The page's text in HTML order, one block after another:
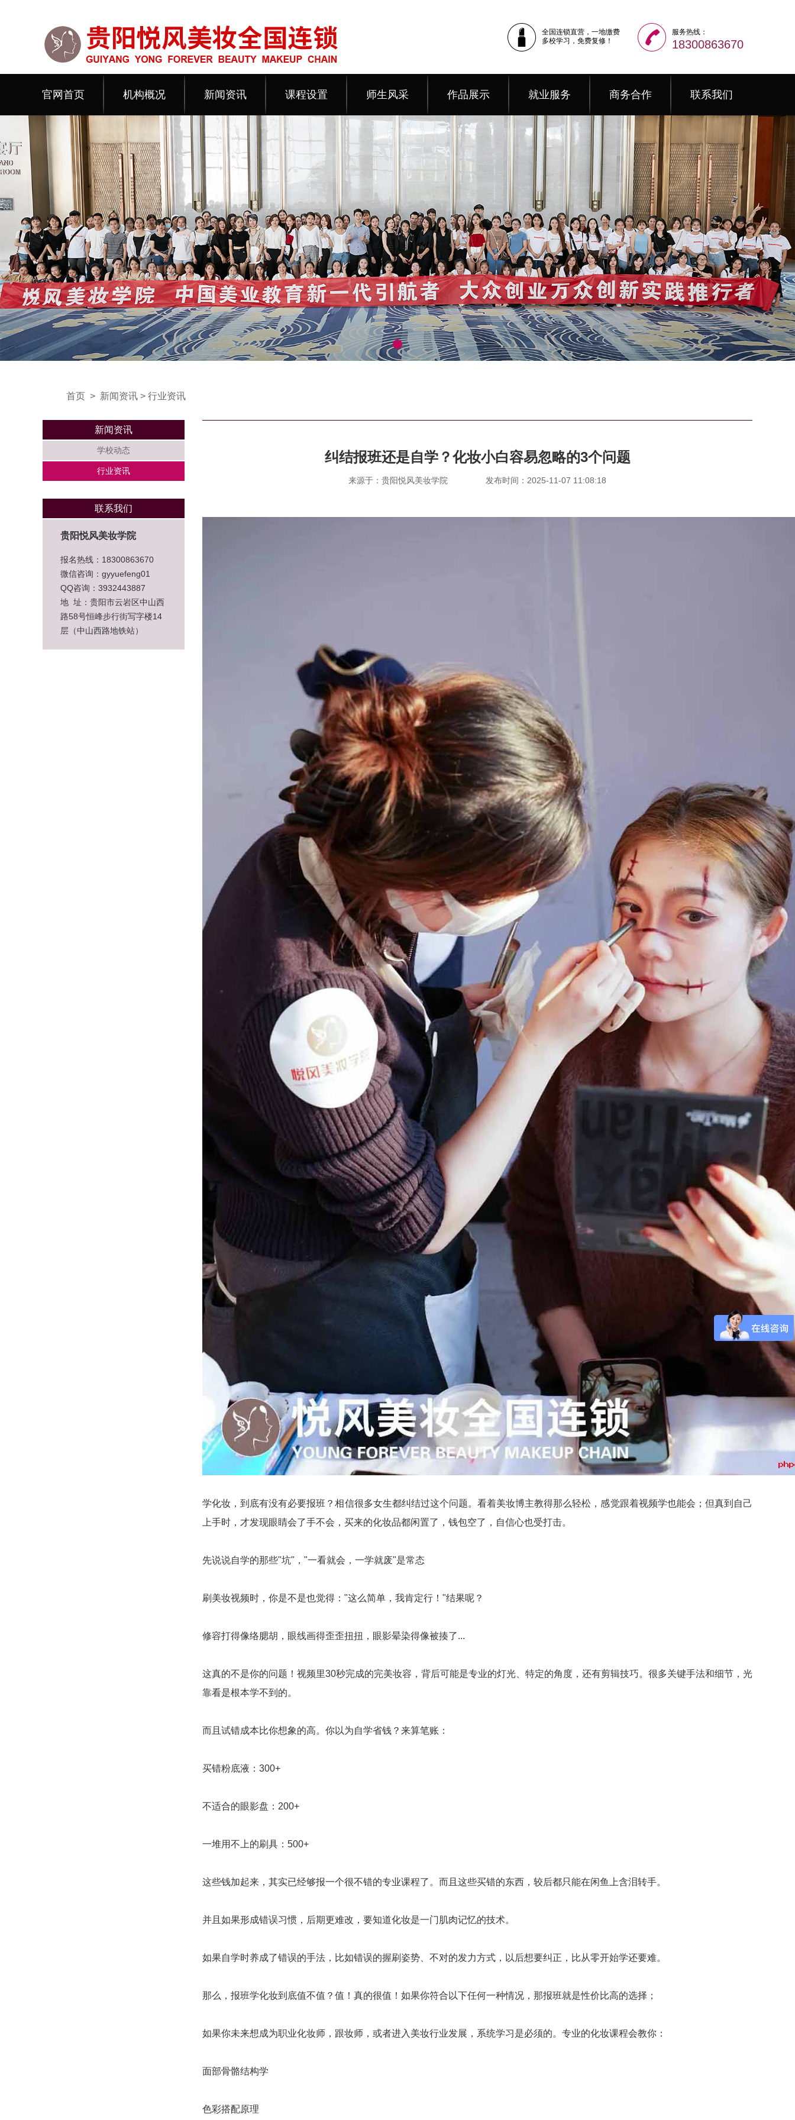
全国连锁直营，一地缴费
多校学习，免费复修！
服务热线：
18300863670
官网首页 机构概况 新闻资讯 课程设置 师生风采 作品展示 就业服务 商务合作 联系我们
首页 > 新闻资讯 > 行业资讯
新闻资讯
学校动态
行业资讯
联系我们
贵阳悦风美妆学院
报名热线：18300863670
微信咨询：gyyuefeng01
QQ咨询：3932443887
地 址：贵阳市云岩区中山西
路58号恒峰步行街写字楼14
层（中山西路地铁站）
纠结报班还是自学？化妆小白容易忽略的3个问题
来源于：贵阳悦风美妆学院 发布时间：2025-11-07 11:08:18
学化妆，到底有没有必要报班？相信很多女生都纠结过这个问题。看着美妆博主教得那么轻松，感觉跟着视频学也能会；但真到自己
上手时，才发现眼睛会了手不会，买来的化妆品都闲置了，钱包空了，自信心也受打击。
先说说自学的那些"坑"，"一看就会，一学就废"是常态
刷美妆视频时，你是不是也觉得："这么简单，我肯定行！"结果呢？
修容打得像络腮胡，眼线画得歪歪扭扭，眼影晕染得像被揍了...
这真的不是你的问题！视频里30秒完成的完美妆容，背后可能是专业的灯光、特定的角度，还有剪辑技巧。很多关键手法和细节，光
靠看是根本学不到的。
而且试错成本比你想象的高。你以为自学省钱？来算笔账：
买错粉底液：300+
不适合的眼影盘：200+
一堆用不上的刷具：500+
这些钱加起来，其实已经够报一个很不错的专业课程了。而且这些买错的东西，较后都只能在闲鱼上含泪转手。
并且如果形成错误习惯，后期更难改，要知道化妆是一门肌肉记忆的技术。
如果自学时养成了错误的手法，比如错误的握刷姿势、不对的发力方式，以后想要纠正，比从零开始学还要难。
那么，报班学化妆到底值不值？值！真的很值！如果你符合以下任何一种情况，那报班就是性价比高的选择；
如果你未来想成为职业化妆师，跟妆师，或者进入美妆行业发展，系统学习是必须的。专业的化妆课程会教你：
面部骨骼结构学
色彩搭配原理